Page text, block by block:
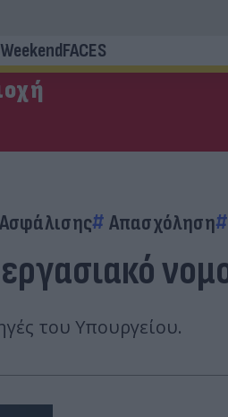
WeekendFACES
Ασφάλισης Απασχόληση
του Υπουργείου.